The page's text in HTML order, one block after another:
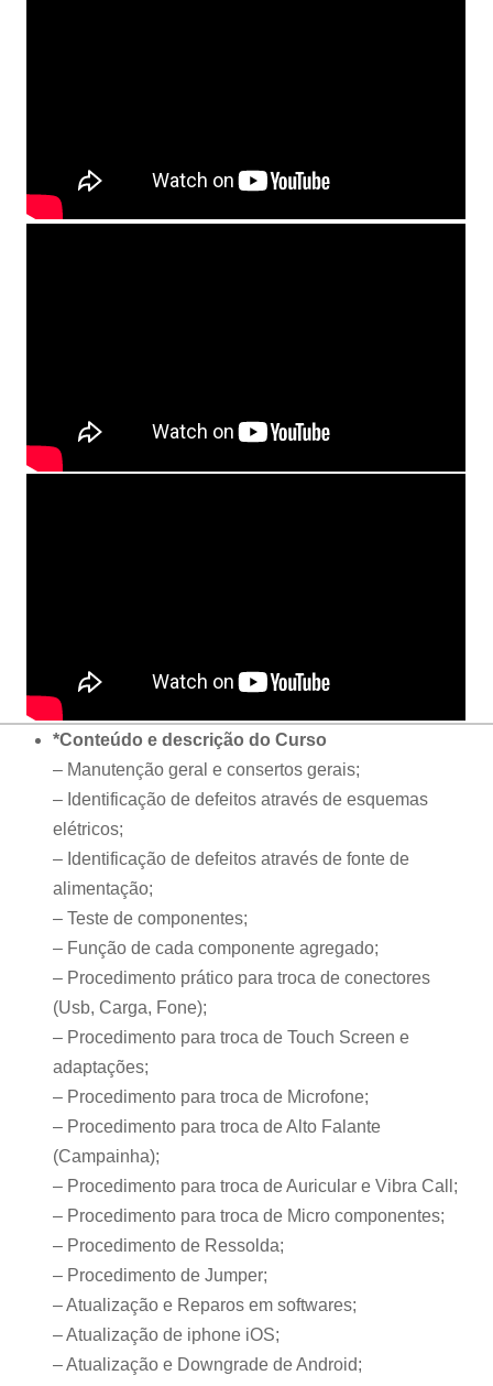
*Conteúdo e descrição do Curso
– Manutenção geral e consertos gerais;
– Identificação de defeitos através de esquemas
elétricos;
– Identificação de defeitos através de fonte de
alimentação;
– Teste de componentes;
– Função de cada componente agregado;
– Procedimento prático para troca de conectores
(Usb, Carga, Fone);
– Procedimento para troca de Touch Screen e
adaptações;
– Procedimento para troca de Microfone;
– Procedimento para troca de Alto Falante
(Campainha);
– Procedimento para troca de Auricular e Vibra Call;
– Procedimento para troca de Micro componentes;
– Procedimento de Ressolda;
– Procedimento de Jumper;
– Atualização e Reparos em softwares;
– Atualização de iphone iOS;
– Atualização e Downgrade de Android;